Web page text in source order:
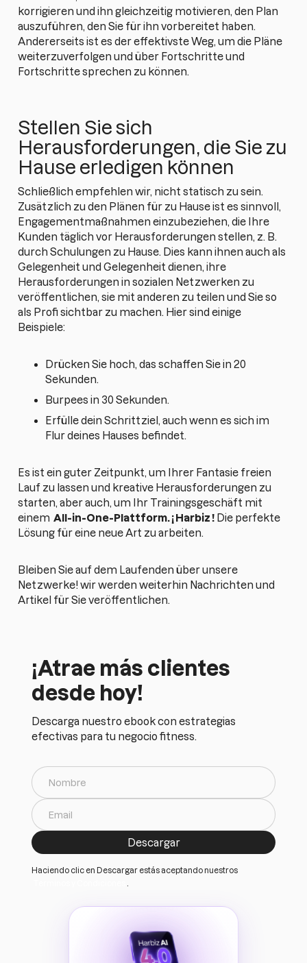
korrigieren und ihn gleichzeitig motivieren, den Plan
auszuführen, den Sie für ihn vorbereitet haben.
Andererseits ist es der effektivste Weg, um die Pläne
weiterzuverfolgen und über Fortschritte und
Fortschritte sprechen zu können.
Stellen Sie sich
Herausforderungen, die Sie zu
Hause erledigen können
Schließlich empfehlen wir, nicht statisch zu sein.
Zusätzlich zu den Plänen für zu Hause ist es sinnvoll,
Engagementmaßnahmen einzubeziehen, die Ihre
Kunden täglich vor Herausforderungen stellen, z. B.
durch Schulungen zu Hause. Dies kann ihnen auch als
Gelegenheit und Gelegenheit dienen, ihre
Herausforderungen in sozialen Netzwerken zu
veröffentlichen, sie mit anderen zu teilen und Sie so
als Profi sichtbar zu machen. Hier sind einige
Beispiele:
Drücken Sie hoch, das schaffen Sie in 20
Sekunden.
Burpees in 30 Sekunden.
Erfülle dein Schrittziel, auch wenn es sich im
Flur deines Hauses befindet.
Es ist ein guter Zeitpunkt, um Ihrer Fantasie freien
Lauf zu lassen und kreative Herausforderungen zu
starten, aber auch, um Ihr Trainingsgeschäft mit
einem All-in-One-Plattform.¡ Harbiz! Die perfekte
Lösung für eine neue Art zu arbeiten.
Bleiben Sie auf dem Laufenden über unsere
Netzwerke! wir werden weiterhin Nachrichten und
Artikel für Sie veröffentlichen.
¡Atrae más clientes
desde hoy!
Descarga nuestro ebook con estrategias
efectivas para tu negocio fitness.
Haciendo clic en Descargar estás aceptando nuestros
.